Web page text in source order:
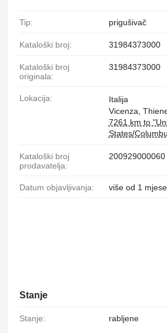
Tip: prigušivač
Kataloški broj: 31984373000
Kataloški broj
originala:
31984373000
Lokacija:
Italija
Vicenza,
7261 km to
States/
Kataloški broj
prodavatelja:
200929000060
Datum objavljivanja: više od 1
Stanje
Stanje: rabljene